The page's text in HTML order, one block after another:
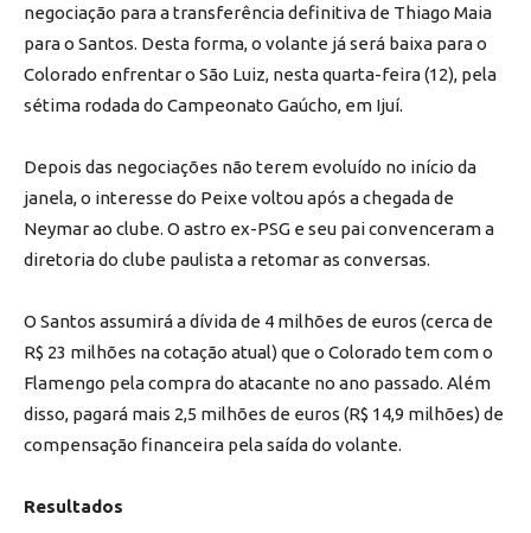
negociação para a transferência definitiva de Thiago Maia
para o Santos. Desta forma, o volante já será baixa para o
Colorado enfrentar o São Luiz, nesta quarta-feira (12), pela
sétima rodada do Campeonato Gaúcho, em Ijuí.
Depois das negociações não terem evoluído no início da
janela, o interesse do Peixe voltou após a chegada de
Neymar ao clube. O astro ex-PSG e seu pai convenceram a
diretoria do clube paulista a retomar as conversas.
O Santos assumirá a dívida de 4 milhões de euros (cerca de
R$ 23 milhões na cotação atual) que o Colorado tem com o
Flamengo pela compra do atacante no ano passado. Além
disso, pagará mais 2,5 milhões de euros (R$ 14,9 milhões) de
compensação financeira pela saída do volante.
Resultados